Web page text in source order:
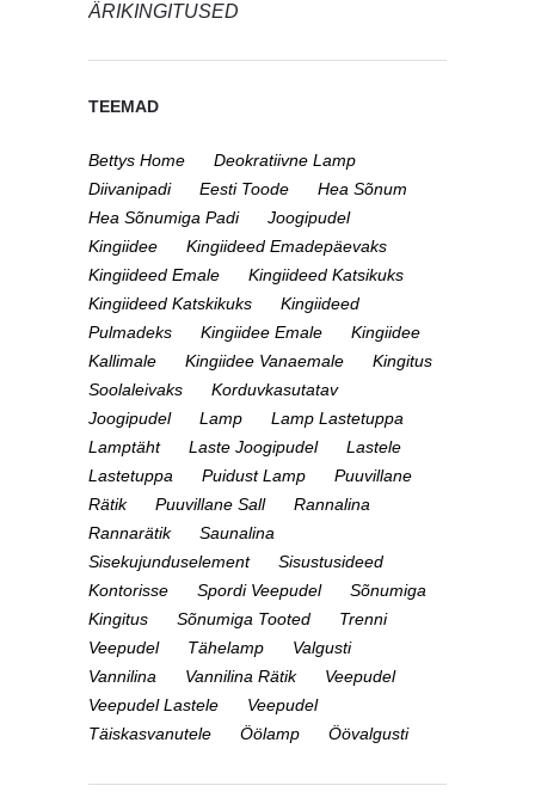
ÄRIKINGITUSED
TEEMAD
Bettys Home
Deokratiivne Lamp
Diivanipadi
Eesti Toode
Hea Sõnum
Hea Sõnumiga Padi
Joogipudel
Kingiidee
Kingiideed Emadepäevaks
Kingiideed Emale
Kingiideed Katsikuks
Kingiideed Katskikuks
Kingiideed
Pulmadeks
Kingiidee Emale
Kingiidee
Kallimale
Kingiidee Vanaemale
Kingitus
Soolaleivaks
Korduvkasutatav
Joogipudel
Lamp
Lamp Lastetuppa
Lamptäht
Laste Joogipudel
Lastele
Lastetuppa
Puidust Lamp
Puuvillane
Rätik
Puuvillane Sall
Rannalina
Rannarätik
Saunalina
Sisekujunduselement
Sisustusideed
Kontorisse
Spordi Veepudel
Sõnumiga
Kingitus
Sõnumiga Tooted
Trenni
Veepudel
Tähelamp
Valgusti
Vannilina
Vannilina Rätik
Veepudel
Veepudel Lastele
Veepudel
Täiskasvanutele
Öölamp Öövalgusti